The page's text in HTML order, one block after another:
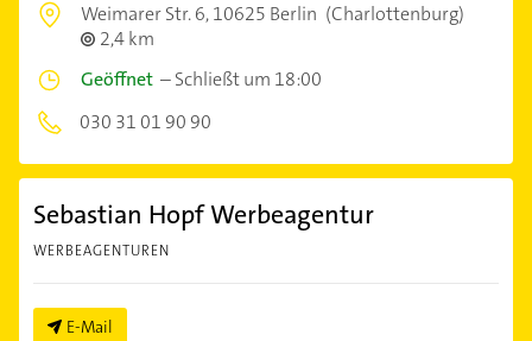
Weimarer Str. 6,10625 Berlin (Charlottenburg)
2,4 km
Geöffnet –Schließt um 18:00
030 31 01 90 90
Sebastian Hopf Werbeagentur
WERBEAGENTUREN
E-Mail